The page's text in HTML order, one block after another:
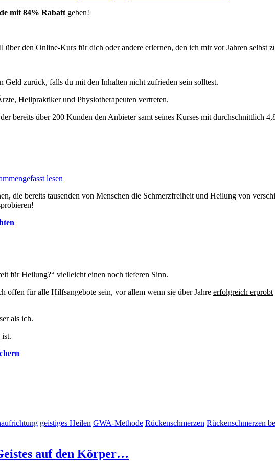
mit 84% Rabatt geben!
den Online-Kurs für dich oder andere erlernen, den ich mir vor Jahren selbst
Geld zurück, falls du mit den Inhalten nicht zufrieden sein solltest.
Heilpraktiker und Physiotherapeuten vertreten.
bereits über 200 Kunden den Anbieter samt seines Kurses mit durchschnittlich
lesen
die bereits tausenden von Menschen die Schmerzfreiheit und Heilung von
für Heilung?“ vielleicht einen noch tieferen Sinn.
offen für alle Hilfsangebote sein, vor allem wenn sie über Jahre erfolgreich erprobt
als ich.
ist.
geistiges Heilen GWA-Methode Rückenschmerzen Rückenschmerzen
auf den Körper…